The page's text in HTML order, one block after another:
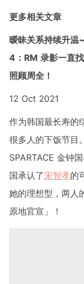
更多相关文章
暧昧关系持续升
4：RM 录影一直
照顾周全！
12 Oct 2021
作为韩国最长寿的
很多人的下饭节目
SPARTACE 金钟
国承认了宋智孝的
她的理想型，两人
原地官宣」！